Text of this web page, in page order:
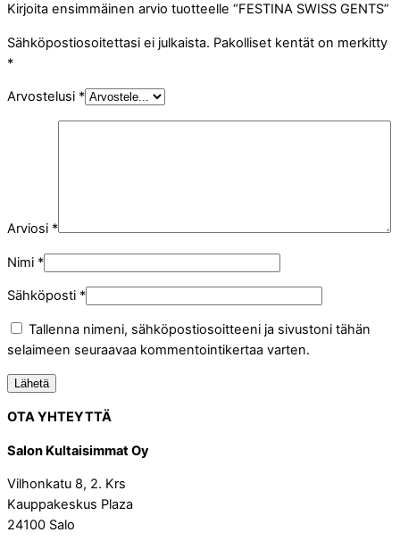
Kirjoita ensimmäinen arvio tuotteelle “FESTINA SWISS GENTS”
Sähköpostiosoitettasi ei julkaista. Pakolliset kentät on merkitty
*
Arvostelusi *
Arviosi *
Nimi *
Sähköposti *
Tallenna nimeni, sähköpostiosoitteeni ja sivustoni tähän
selaimeen seuraavaa kommentointikertaa varten.
OTA YHTEYTTÄ
Salon Kultaisimmat Oy
Vilhonkatu 8, 2. Krs
Kauppakeskus Plaza
24100 Salo